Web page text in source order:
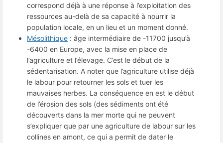
correspond déjà à une réponse à l’exploitation des
ressources au-delà de sa capacité à nourrir la
population locale, en un lieu et un moment donné.
Mésolithique : âge intermédiaire de -11700 jusqu’à
-6400 en Europe, avec la mise en place de
l’agriculture et l’élevage. C’est le début de la
sédentarisation. A noter que l’agriculture utilise déjà
le labour pour retourner les sols et tuer les
mauvaises herbes. La conséquence en est le début
de l’érosion des sols (des sédiments ont été
découverts dans la mer morte qui ne peuvent
s’expliquer que par une agriculture de labour sur les
collines en amont, ce qui a permit de dater le